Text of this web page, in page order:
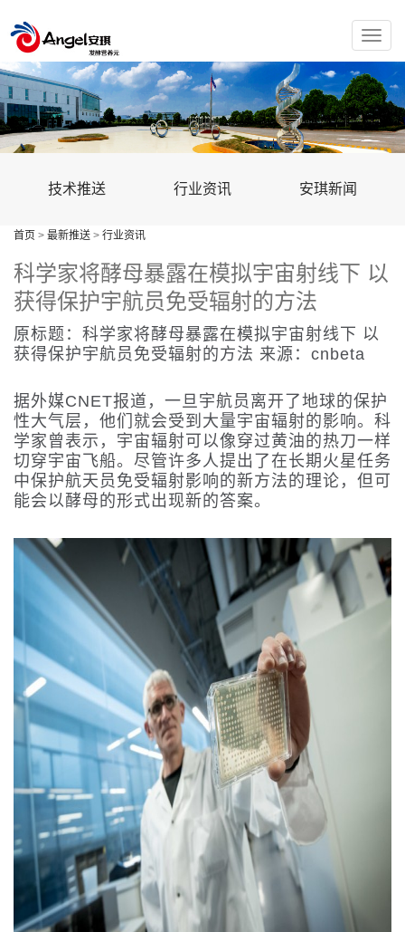
Toggle
技术推送 行业资讯 安琪新闻
首页 > 最新推送 > 行业资讯
科学家将酵母暴露在模拟宇宙射线下 以
获得保护宇航员免受辐射的方法
原标题：科学家将酵母暴露在模拟宇宙射线下 以
获得保护宇航员免受辐射的方法 来源：cnbeta
据外媒CNET报道，一旦宇航员离开了地球的保护
性大气层，他们就会受到大量宇宙辐射的影响。科
学家曾表示，宇宙辐射可以像穿过黄油的热刀一样
切穿宇宙飞船。尽管许多人提出了在长期火星任务
中保护航天员免受辐射影响的新方法的理论，但可
能会以酵母的形式出现新的答案。